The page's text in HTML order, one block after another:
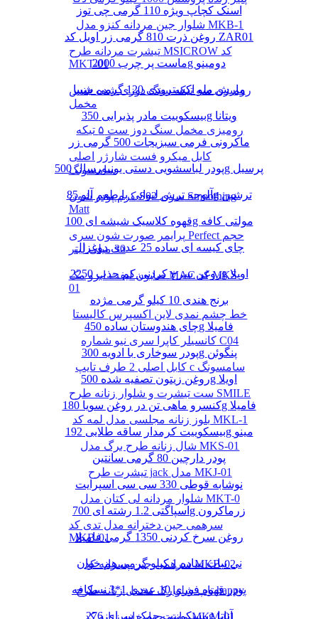
شلوار جین مردانه کنزو مدل MKB-1
تیشرت مردانه طرح MSICROW کد
MKT-01
رومیزی سه تیکه سنگ دوزی شده جنس
مخمل
رومیزی مخمل سنگ دوز ست ۵ تیکه
کابل میکرو فست شارژر اصلی
سامسونگ
کرم پودر شون S02 سری Smoothing
Matt
پرایمر صورت شون سری Perfect حجم
30 میلی لیتر
صابون لیفت ابرو مک MAC کد MKS-
01
خط چشم نمدی لاین اکسپرس کالیستا
کانسیلر کاپرا سری نیو شماره C04
کابل اصلی 2 طرف تایپ c سامسونگ
ست تیشرت و شلوار زنانه طرح SMILE
بلوز زنانه مجلسی مدل لمه کد MKL-1
شال زنانه طرح برگ مدل MKS-01
تیشرت طرح jack مدل MKJ-01
شلوار مردانه لی کتان مدل MKT-0
سرهمی جین دخترانه مدل تدی کد
MKB-01
سرهمی جین پسرانه کد MKB-02
تاپ شلوارک مخمل زنانه طرح happy
مانتو چهارخانه زنانه کد MKM-01
اسنک کچاپ ویژه 110 گرمی چی توز
روغن ذرت 810 گرمی زر اویل کد ZAR01
ماست پر چرب 2000g دومینو
مارش ملو اکسترودی 120 گرمی شیبا
بیسکوییت مادر پذیرایی 350g ویتانا
ماکرونی فرمی سبزیجات 500 گرمی زر
پودر لباسشویی دستی یونیورسال 500g پرسیل
آلوچه ترش لیوانی با طعم آلو 85g ترشین
قهوه کلاسیک شیشه ای 100g مولتی کافه
چای کیسه ای ساده 25 عددی دوغزال
روغن سرخ کردنی کم جذب 2250g اویلا
برنج هندی 10 کیلو گرمی مژده
چای هندوستان ساده 450g فامیلا
پودر سوخاری با ادویه 300g پنگوئن
روغن زیتون تصفیه شده 500g اویلا
کنسرو ماهی تن در روغن سویا 180g فامیلا
بیسکوییت کرمدار ساقه طلایی 192g مینو
پودر دارچین 80 گرمی سانتین
نوشابه قوطی 330 سی سی اسپرایت
اسپاگتی 1.2 رشته ای 700g زرماکرون
روغن سرخ کردنی 1350 گرمی فامیلا
نی نبات ساده 1 کیلو گرمی هم خوان
پودر قهوه فوری 10 عددی 1*3 نسکافه
بیسکوییت چمک سرای 276g آناتا